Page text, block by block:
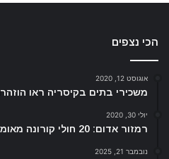
הכי נצפים
אוגוסט 12, 2020
משכירי בתים בקיסריה ראו
יולי 30, 2020
רמזור אדום: 20 חולי קורונה מאומתים בקיסריה
נובמבר 21, 2025